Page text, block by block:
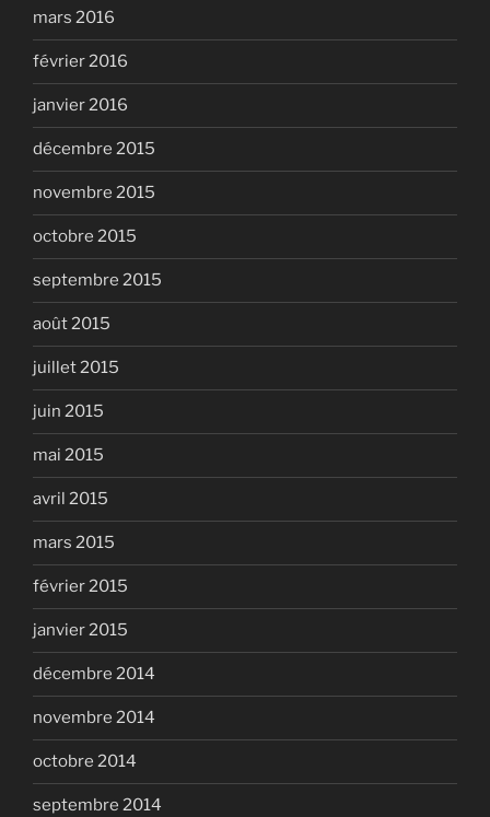
mars 2016
février 2016
janvier 2016
décembre 2015
novembre 2015
octobre 2015
septembre 2015
août 2015
juillet 2015
juin 2015
mai 2015
avril 2015
mars 2015
février 2015
janvier 2015
décembre 2014
novembre 2014
octobre 2014
septembre 2014